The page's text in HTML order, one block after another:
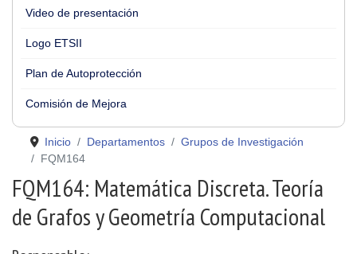
Video de presentación
Logo ETSII
Plan de Autoprotección
Comisión de Mejora
Inicio Departamentos
Grupos de Investigación
FQM164
FQM164: Matemática Discreta. Teoría
de Grafos y Geometría Computacional